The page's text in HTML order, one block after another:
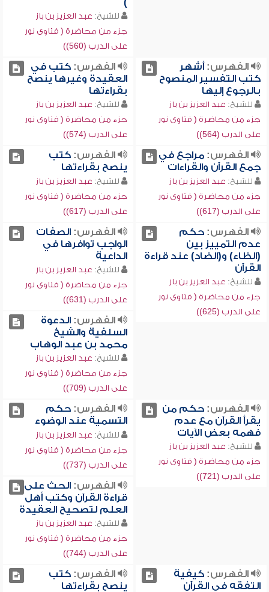
)
للشيخ: عبد العزيز بن باز
جزء من محاضرة ( فتاوى نور
على الدرب (560))
الفهرس:أشهر
كتب التفسير المنصوح
بالرجوع إليها
للشيخ: عبد العزيز بن باز
جزء من محاضرة ( فتاوى نور
على الدرب (564))
الفهرس:كتب في
العقيدة وغيرها ينصح
بقراءتها
للشيخ: عبد العزيز بن باز
جزء من محاضرة ( فتاوى نور
على الدرب (574))
الفهرس:مراجع في
جمع القرآن والقراءات
للشيخ: عبد العزيز بن باز
جزء من محاضرة ( فتاوى نور
على الدرب (617))
الفهرس:كتب
ينصح بقراءتها
للشيخ: عبد العزيز بن باز
جزء من محاضرة ( فتاوى نور
على الدرب (617))
الفهرس:حكم
عدم التمييز بين
(الظاء) و(الضاد) عند قراءة
القرآن
للشيخ: عبد العزيز بن باز
جزء من محاضرة ( فتاوى نور
على الدرب (625))
الفهرس:الصفات
الواجب توافرها في
الداعية
للشيخ: عبد العزيز بن باز
جزء من محاضرة ( فتاوى نور
على الدرب (631))
الفهرس:الدعوة
السلفية والشيخ
محمد بن عبد الوهاب
للشيخ: عبد العزيز بن باز
جزء من محاضرة ( فتاوى نور
على الدرب (709))
الفهرس:حكم من
يقرأ القرآن مع عدم
فهمه بعض الآيات
للشيخ: عبد العزيز بن باز
جزء من محاضرة ( فتاوى نور
على الدرب (721))
الفهرس:حكم
التسمية عند الوضوء
للشيخ: عبد العزيز بن باز
جزء من محاضرة ( فتاوى نور
على الدرب (737))
الفهرس:الحث على
قراءة القرآن وكتب أهل
العلم لتصحيح العقيدة
للشيخ: عبد العزيز بن باز
جزء من محاضرة ( فتاوى نور
على الدرب (744))
الفهرس:كيفية
التفقه في القرآن
الفهرس:كتب
ينصح بقراءتها